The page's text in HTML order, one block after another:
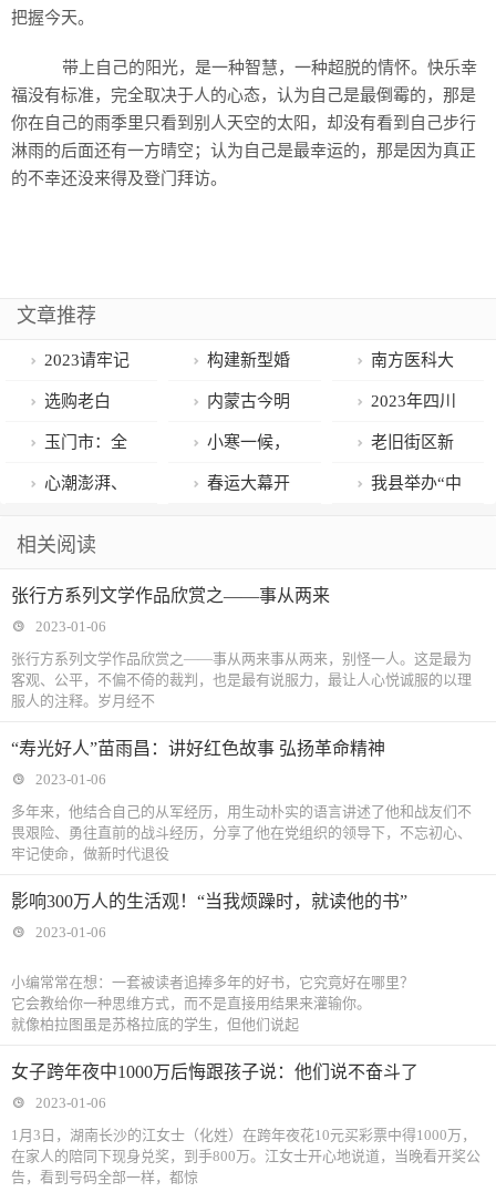
把握今天。
带上自己的阳光，是一种智慧，一种超脱的情怀。快乐幸
福没有标准，完全取决于人的心态，认为自己是最倒霉的，那是
你在自己的雨季里只看到别人天空的太阳，却没有看到自己步行
淋雨的后面还有一方晴空；认为自己是最幸运的，那是因为真正
的不幸还没来得及登门拜访。
文章推荐
2023请牢记
三句话
构建新型婚
育文化｜评出
幸福家庭，传
播新型婚育观
南方医科大
学公共卫生学
院在全国大学
生健康科普大
选购老白
茶，究竟是散
茶品质好，还
内蒙古今明
两天气温回升
暖如春 全区最
2023年四川
公务员考试情
况
玉门市：全
力当好玉门高
小寒一候，
快去梅花山邂
老旧街区新
突破，市北街
心潮澎湃、
热议政府工作
春运大幕开 我县举办“中
相关阅读
张行方系列文学作品欣赏之——事从两来
2023-01-06
张行方系列文学作品欣赏之——事从两来事从两来，别怪一人。这是最为
客观、公平，不偏不倚的裁判，也是最有说服力，最让人心悦诚服的以理
服人的注释。岁月经不
“寿光好人”苗雨昌：讲好红色故事 弘扬革命精神
2023-01-06
多年来，他结合自己的从军经历，用生动朴实的语言讲述了他和战友们不
畏艰险、勇往直前的战斗经历，分享了他在党组织的领导下，不忘初心、
牢记使命，做新时代退役
影响300万人的生活观！“当我烦躁时，就读他的书”
2023-01-06
小编常常在想：一套被读者追捧多年的好书，它究竟好在哪里？
它会教给你一种思维方式，而不是直接用结果来灌输你。
就像柏拉图虽是苏格拉底的学生，但他们说起
女子跨年夜中1000万后悔跟孩子说：他们说不奋斗了
2023-01-06
1月3日，湖南长沙的江女士（化姓）在跨年夜花10元买彩票中得1000万，
在家人的陪同下现身兑奖，到手800万。江女士开心地说道，当晚看开奖公
告，看到号码全部一样，都惊